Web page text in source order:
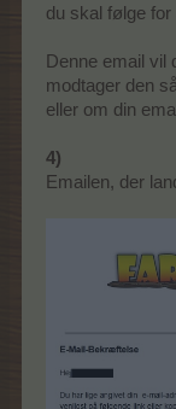
du skal følge
Denne email vil
modtager den
eller om din
4)
Emailen, der